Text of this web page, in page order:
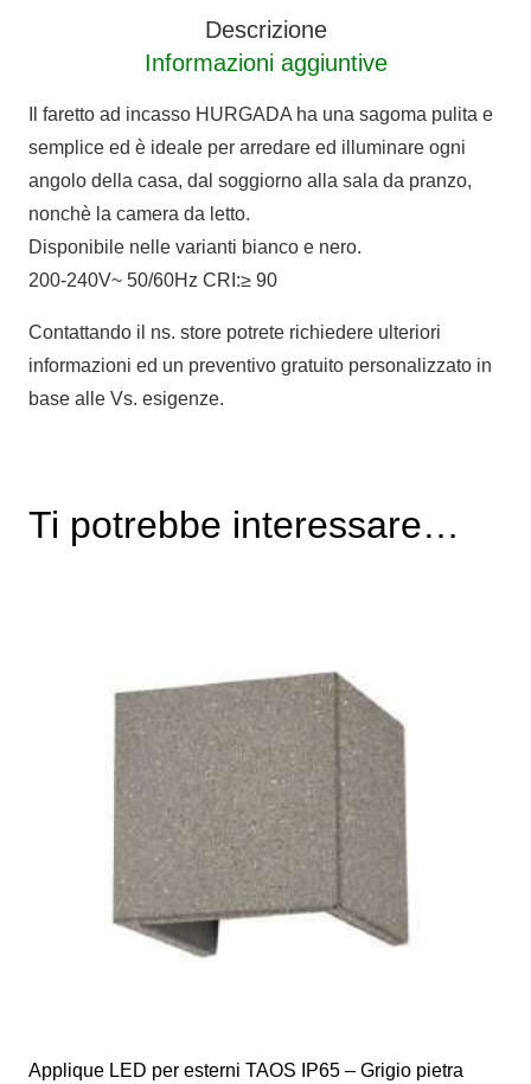
Descrizione
Informazioni aggiuntive
Il faretto ad incasso HURGADA ha una sagoma pulita e
semplice ed è ideale per arredare ed illuminare ogni
angolo della casa, dal soggiorno alla sala da pranzo,
nonchè la camera da letto.
Disponibile nelle varianti bianco e nero.
200-240V~ 50/60Hz CRI:≥ 90
Contattando il ns. store potrete richiedere ulteriori
informazioni ed un preventivo gratuito personalizzato in
base alle Vs. esigenze.
Ti potrebbe interessare…
Applique LED per esterni TAOS IP65 – Grigio pietra